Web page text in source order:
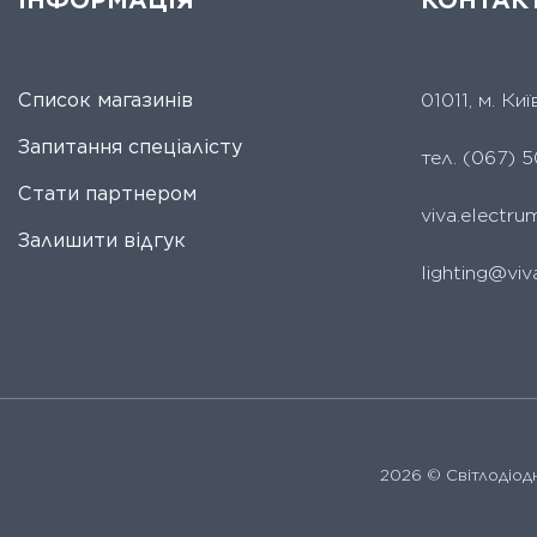
Список магазинів
Запитання спеціалісту
Стати партнером
Залишити відгук
01011, м.
тел. (067)
2026 ©